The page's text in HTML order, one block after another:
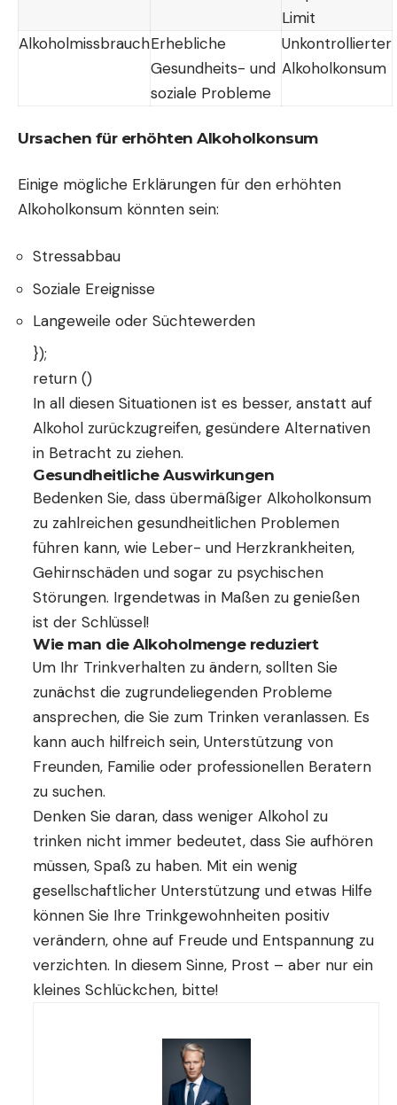
Limit
AlkoholmissbrauchErhebliche
Gesundheits- und
soziale Probleme
Unkontrollierter
Alkoholkonsum
Ursachen für erhöhten Alkoholkonsum
Einige mögliche Erklärungen für den erhöhten
Alkoholkonsum könnten sein:
Stressabbau
Soziale Ereignisse
Langeweile oder Süchtewerden
});
return ()
In all diesen Situationen ist es besser, anstatt auf
Alkohol zurückzugreifen, gesündere Alternativen
in Betracht zu ziehen.
Gesundheitliche Auswirkungen
Bedenken Sie, dass übermäßiger Alkoholkonsum
zu zahlreichen gesundheitlichen Problemen
führen kann, wie Leber- und Herzkrankheiten,
Gehirnschäden und sogar zu psychischen
Störungen. Irgendetwas in Maßen zu genießen
ist der Schlüssel!
Wie man die Alkoholmenge reduziert
Um Ihr Trinkverhalten zu ändern, sollten Sie
zunächst die zugrundeliegenden Probleme
ansprechen, die Sie zum Trinken veranlassen. Es
kann auch hilfreich sein, Unterstützung von
Freunden, Familie oder professionellen Beratern
zu suchen.
Denken Sie daran, dass weniger Alkohol zu
trinken nicht immer bedeutet, dass Sie aufhören
müssen, Spaß zu haben. Mit ein wenig
gesellschaftlicher Unterstützung und etwas Hilfe
können Sie Ihre Trinkgewohnheiten positiv
verändern, ohne auf Freude und Entspannung zu
verzichten. In diesem Sinne, Prost – aber nur ein
kleines Schlückchen, bitte!